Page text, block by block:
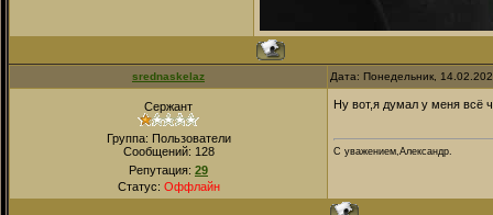
srednaskelaz Дата: Понедельник,
Сержант
Группа: Пользователи
Сообщений: 128
Репутация: 29
Статус: Оффлайн
Ну вот,я думал у меня всё
С уважением,Александр.